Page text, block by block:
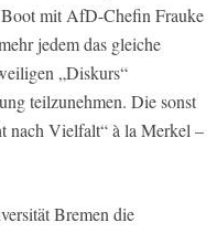
mit AfD-Chefin Frauke
jedem das gleiche
„Diskurs“
teilzunehmen. Die sonst
nach Vielfalt“ à la Merkel –
Bremen die